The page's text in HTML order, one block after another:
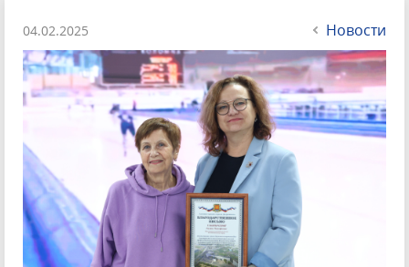
04.02.2025 Новости